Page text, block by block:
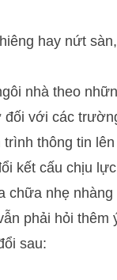
hay nứt
nhà theo
đối với các
thông tin
kết cấu chịu lực
nhẹ
phải hỏi
sau: